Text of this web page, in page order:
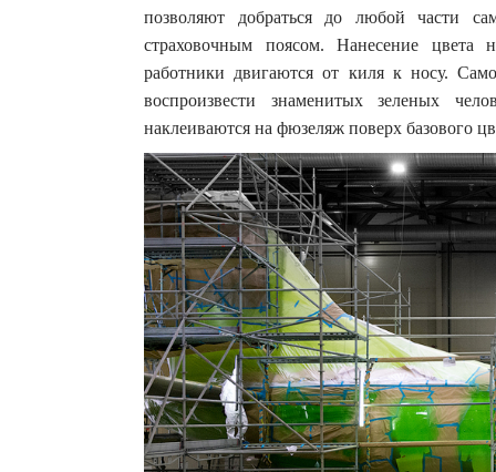
позволяют добраться до любой части
страховочным поясом. Нанесение цвета
работники двигаются от киля к носу.
воспроизвести знаменитых зеленых
наклеиваются на фюзеляж поверх базового